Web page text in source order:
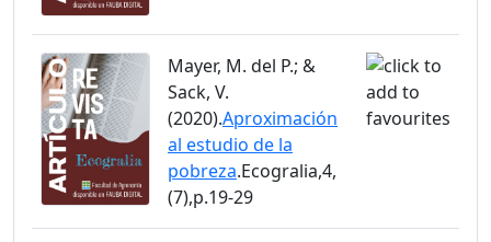
Mayer, M. del P.; &
Sack, V.
(2020).Aproximación
al estudio de la
pobreza.Ecogralia,4,
(7),p.19-29